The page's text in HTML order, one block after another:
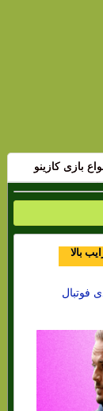
بازی کازینو
بالا
فوتبال